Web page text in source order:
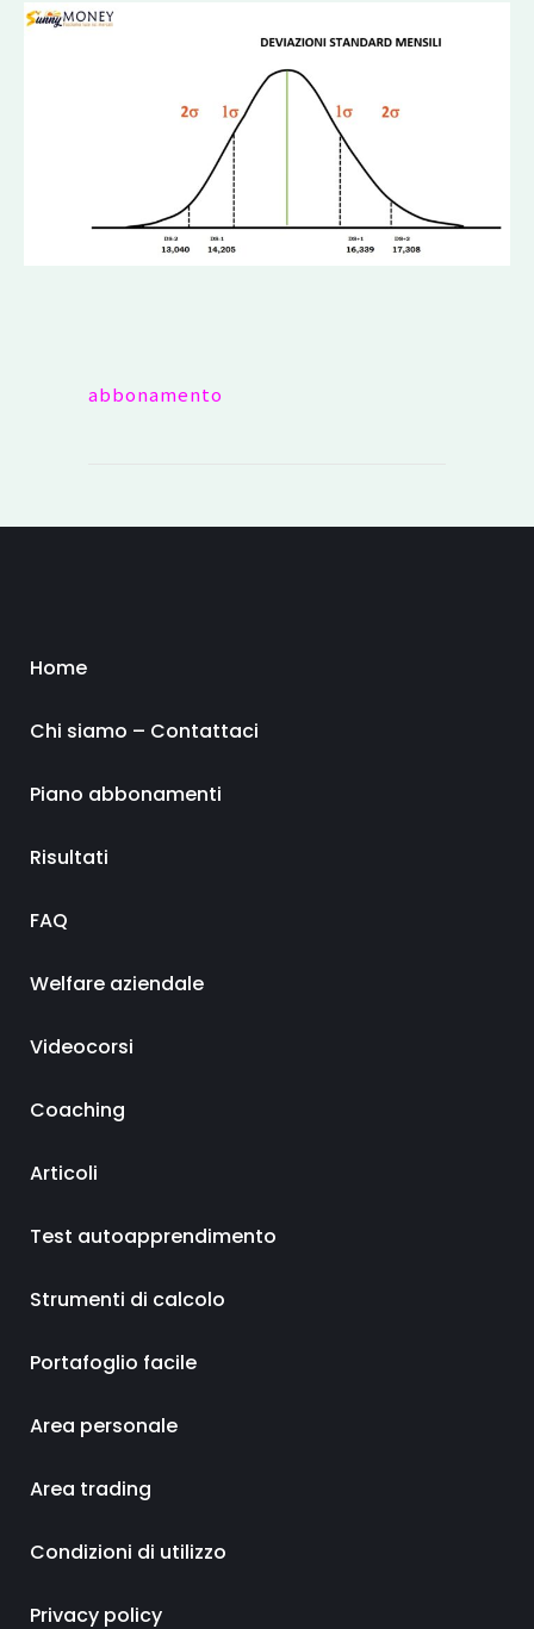
abbonamento
Home
Chi siamo – Contattaci
Piano abbonamenti
Risultati
FAQ
Welfare aziendale
Videocorsi
Coaching
Articoli
Test autoapprendimento
Strumenti di calcolo
Portafoglio facile
Area personale
Area trading
Condizioni di utilizzo
Privacy policy